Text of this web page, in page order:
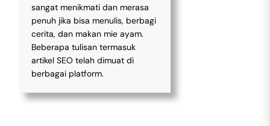
sangat menikmati dan merasa
penuh jika bisa menulis, berbagi
cerita, dan makan mie ayam.
Beberapa tulisan termasuk
artikel SEO telah dimuat di
berbagai platform.